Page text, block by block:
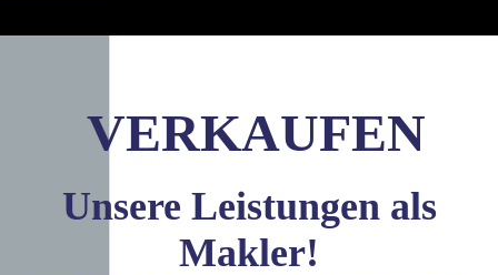
VERKAUFEN
Unsere Leistungen als
Makler!